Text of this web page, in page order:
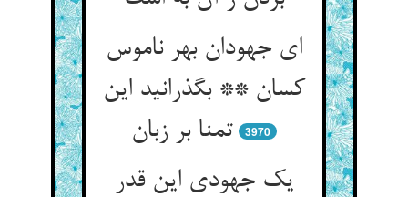
ای جهودان بهر ناموس
کسان ** بگذرانید این
3970
یک جهودی این قدر